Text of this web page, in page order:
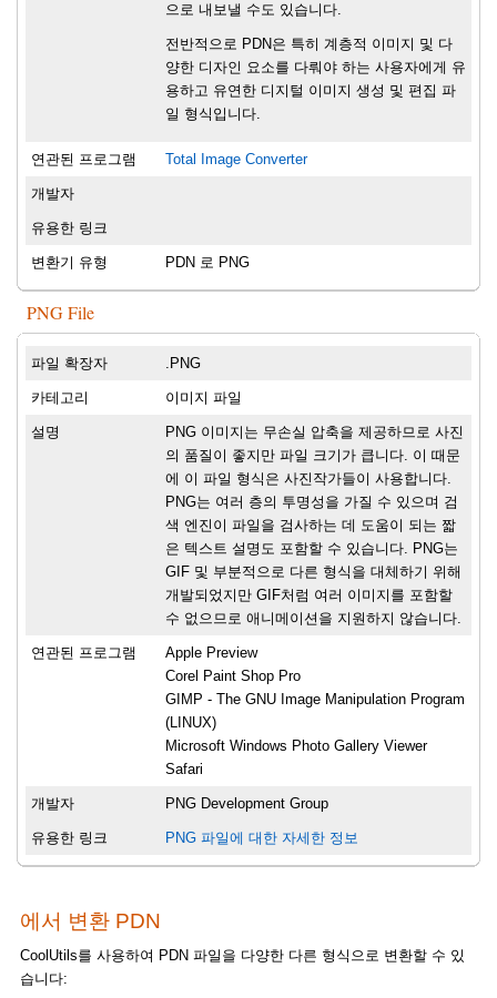
으로 내보낼 수도 있습니다.
전반적으로 PDN은 특히 계층적 이미지 및 다
양한 디자인 요소를 다뤄야 하는 사용자에게 유
용하고 유연한 디지털 이미지 생성 및 편집 파
일 형식입니다.
연관된 프로그램 Total Image Converter
개발자
유용한 링크
변환기 유형 PDN 로 PNG
PNG File
파일 확장자 .PNG
카테고리 이미지 파일
설명
PNG 이미지는 무손실 압축을 제공하므로 사진
의 품질이 좋지만 파일 크기가 큽니다. 이 때문
에 이 파일 형식은 사진작가들이 사용합니다.
PNG는 여러 층의 투명성을 가질 수 있으며 검
색 엔진이 파일을 검사하는 데 도움이 되는 짧
은 텍스트 설명도 포함할 수 있습니다. PNG는
GIF 및 부분적으로 다른 형식을 대체하기 위해
개발되었지만 GIF처럼 여러 이미지를 포함할
수 없으므로 애니메이션을 지원하지 않습니다.
연관된 프로그램
Apple Preview
Corel Paint Shop Pro
GIMP - The GNU Image Manipulation Program
(LINUX)
Microsoft Windows Photo Gallery Viewer
Safari
개발자 PNG Development Group
유용한 링크 PNG 파일에 대한 자세한 정보
에서 변환 PDN
CoolUtils를 사용하여 PDN 파일을 다양한 다른 형식으로 변환할 수 있
습니다: